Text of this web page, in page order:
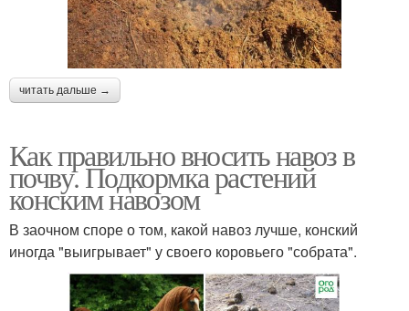
читать дальше →
Как правильно вносить навоз в
почву. Подкормка растений
конским навозом
В заочном споре о том, какой навоз лучше, конский
иногда "выигрывает" у своего коровьего "собрата".